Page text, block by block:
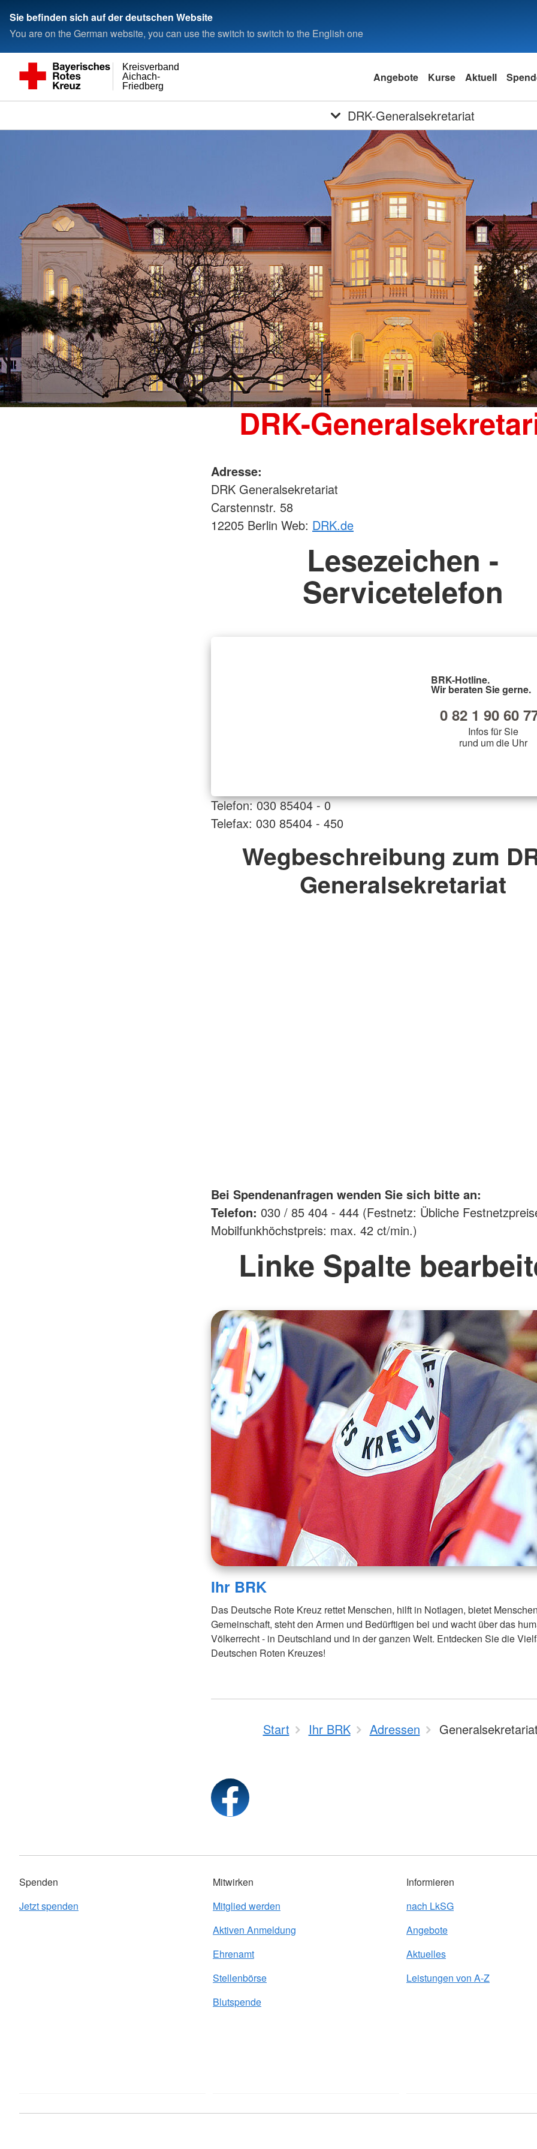
Sie befinden sich auf der deutschen Website
You are on the German website, you can use the switch to switch to the English one
Friedberg
Aichach-
Kreisverband
Angebote Kurse Aktuell
DRK-Generalsekretariat
DRK-
Adresse:
DRK Generalsekretariat
Carstennstr. 58
12205 Berlin Web: DRK.de
Lesezeichen -
Servicetelefon
BRK-Hotline.
Wir beraten Sie gerne.
0 82 1 90 60
Infos für Sie
rund um die Uhr
Telefon: 030 85404 - 0
Telefax: 030 85404 - 450
Wegbeschreibung zum
Generalsekretariat
Bei Spendenanfragen wenden Sie sich bitte an:
Telefon: 030 / 85 404 - 444 (Festnetz: Übliche
Mobilfunkhöchstpreis: max. 42 ct/min.)
Linke Spalte
Ihr BRK
Das Deutsche Rote Kreuz rettet Menschen, hilft in Notlagen, bietet
Gemeinschaft, steht den Armen und Bedürftigen bei und wacht über das
Völkerrecht - in Deutschland und in der ganzen Welt. Entdecken Sie die
Deutschen Roten Kreuzes!
Start Ihr BRK Adressen
Spenden
Jetzt spenden
Mitwirken
Mitglied werden
Aktiven Anmeldung
Ehrenamt
Stellenbörse
Blutspende
Informieren
nach LkSG
Angebote
Aktuelles
Leistungen von A-Z